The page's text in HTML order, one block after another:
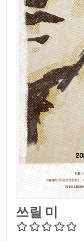
쓰릴 미